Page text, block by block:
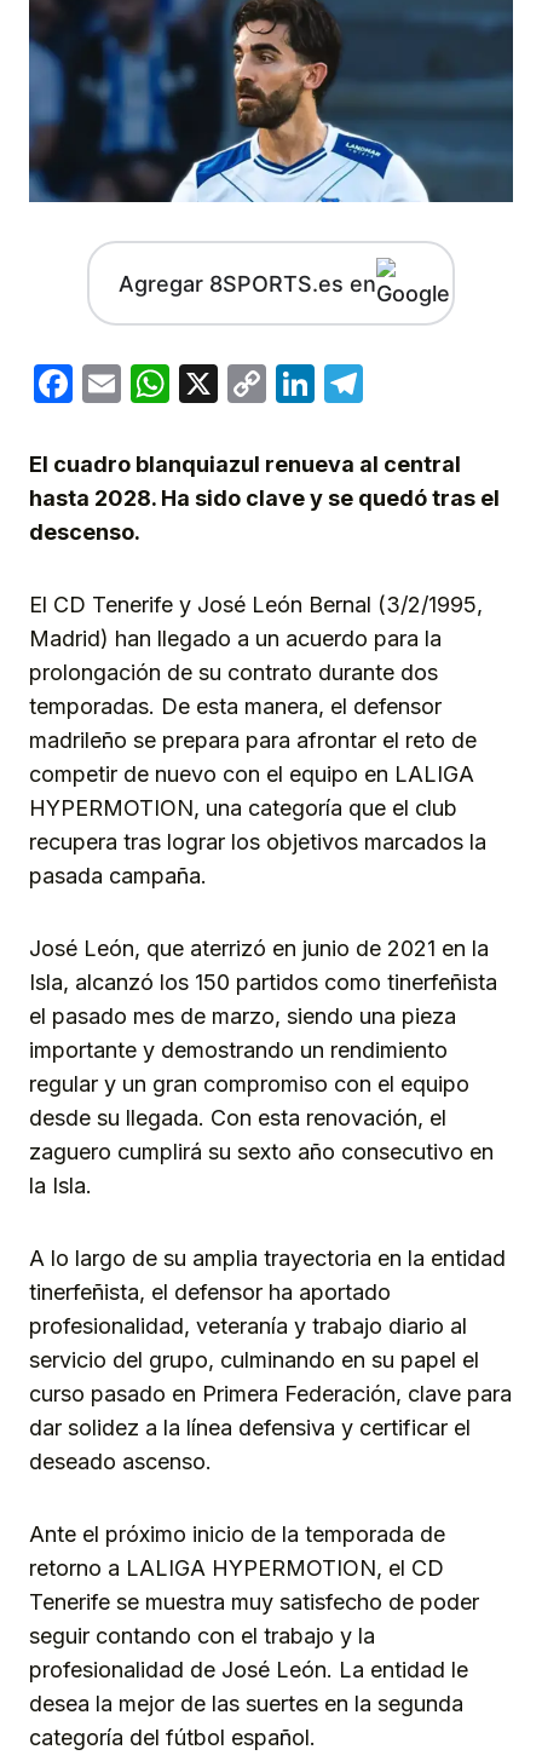
Agregar 8SPORTS.es en
Facebook
EmailWhatsApp
X
CopyLinkedIn
El cuadro blanquiazul renueva al central
hasta 2028. Ha sido clave y se quedó tras el
descenso.
El CD Tenerife y José León Bernal (3/2/1995,
Madrid) han llegado a un acuerdo para la
prolongación de su contrato durante dos
temporadas. De esta manera, el defensor
madrileño se prepara para afrontar el reto de
competir de nuevo con el equipo en LALIGA
HYPERMOTION, una categoría que el club
recupera tras lograr los objetivos marcados la
pasada campaña.
José León, que aterrizó en junio de 2021 en la
Isla, alcanzó los 150 partidos como tinerfeñista
el pasado mes de marzo, siendo una pieza
importante y demostrando un rendimiento
regular y un gran compromiso con el equipo
desde su llegada. Con esta renovación, el
zaguero cumplirá su sexto año consecutivo en
la Isla.
A lo largo de su amplia trayectoria en la entidad
tinerfeñista, el defensor ha aportado
profesionalidad, veteranía y trabajo diario al
servicio del grupo, culminando en su papel el
curso pasado en Primera Federación, clave para
dar solidez a la línea defensiva y certificar el
deseado ascenso.
Ante el próximo inicio de la temporada de
retorno a LALIGA HYPERMOTION, el CD
Tenerife se muestra muy satisfecho de poder
seguir contando con el trabajo y la
profesionalidad de José León. La entidad le
desea la mejor de las suertes en la segunda
categoría del fútbol español.